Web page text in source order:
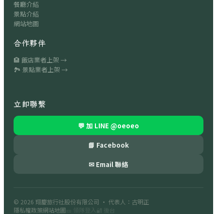
餐廳介紹
景點介紹
網站地圖
合作夥伴
🏨 飯店業者上架 →
🏞 景點業者上架 →
立即聯繫
💬 加 LINE @oeoeo
📘 Facebook
✉ Email 聯絡
© 2026 翔慶旅行社股份有限公司 · 代表人：古明正
隱私權政策網站地圖 🎫 領隊登入 🔐 後台